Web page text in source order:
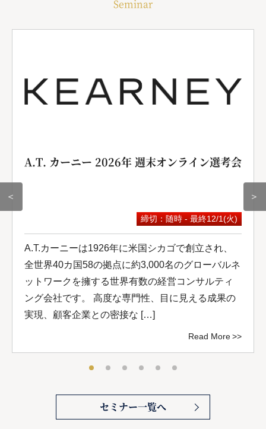
Seminar
＜
A.T. カーニー 2026年 週末オンライン選考会
締切：随時 - 最終12/1(火)
A.T.カーニーは1926年に米国シカゴで創立され、
全世界40カ国58の拠点に約3,000名のグローバルネ
ットワークを擁する世界有数の経営コンサルティ
ング会社です。 高度な専門性、目に見える成果の
実現、顧客企業との密接な […]
Read More
＞
セミナー一覧へ